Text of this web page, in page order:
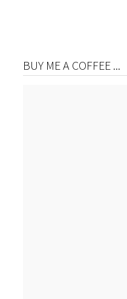
BUY ME A COFFEE ...